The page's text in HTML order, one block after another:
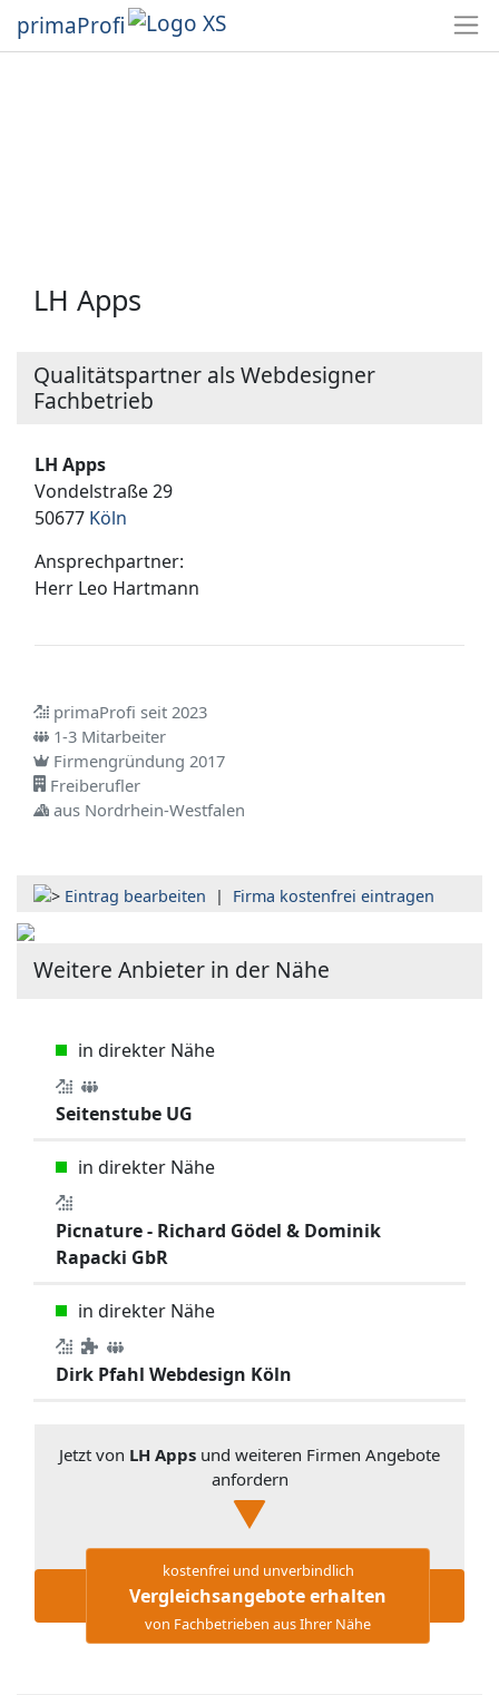
primaProfi
LH Apps
Qualitätspartner als Webdesigner
Fachbetrieb
LH Apps
Vondelstraße 29
50677 Köln
Ansprechpartner:
Herr Leo Hartmann
primaProfi seit 2023
1-3 Mitarbeiter
Firmengründung 2017
Freiberufler
aus Nordrhein-Westfalen
Eintrag bearbeiten | Firma kostenfrei eintragen
Weitere Anbieter in der Nähe
in direkter Nähe
Seitenstube UG
in direkter Nähe
Picnature - Richard Gödel & Dominik
Rapacki GbR
in direkter Nähe
Dirk Pfahl Webdesign Köln
Jetzt von LH Apps und weiteren Firmen Angebote
anfordern
kostenfrei und unverbindlich
Vergleichsangebote erhalten
von Fachbetrieben aus Ihrer Nähe